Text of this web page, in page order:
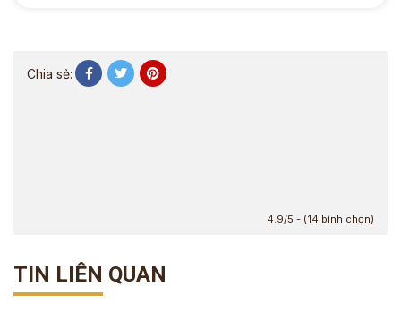
Chia sẻ:
4.9/5 - (14 bình chọn)
TIN LIÊN QUAN